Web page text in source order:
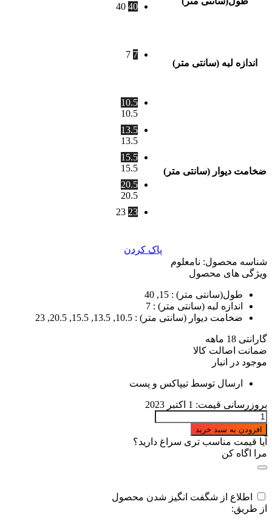
40
40
اندازه لبه (سانتی متر)
7
7
ضخامت دیوار (سانتی متر)
10.5
10.5
13.5
13.5
15.5
15.5
20.5
20.5
23
23
پاک کردن
شناسه محصول: نامعلوم
ویژگی های محصول
طول(سانتی متر) : 15, 40
اندازه لبه (سانتی متر) : 7
ضخامت دیوار (سانتی متر) : 10.5, 13.5, 15.5, 20.5, 23
گارانتی 18 ماهه
ضمانت اصالت کالا
موجود در انبار
ارسال توسط تیپاکس و پست
بروزرسانی قیمت: 1 اکتبر 2023
وال
پست
ورق
سیاه
عدد
افزودن به سبد خرید
آیا قیمت مناسب تری سراغ دارید؟
مرا اگاه کن
اطلاع از شگفت انگیز شدن محصول
از طریق: